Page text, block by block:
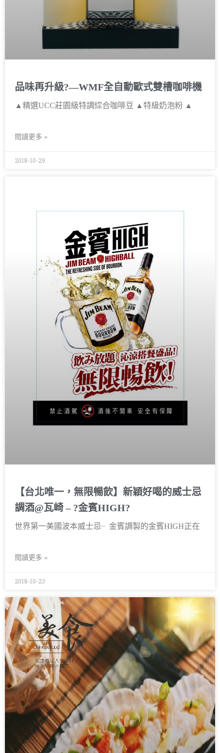
品味再升級?––WMF全自動歐式雙槽咖啡機
▲精選UCC莊園級特調綜合咖啡豆 ▲特級奶泡粉 ▲
閱讀更多 »
2018-10-29
【台北唯一，無限暢飲】新穎好喝的威士忌
調酒@瓦崎 – ?金賓HIGH?
世界第一美國波本威士忌╴金賓調製的金賓HIGH正在
閱讀更多 »
2018-10-23